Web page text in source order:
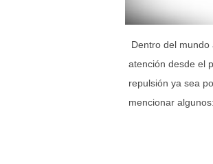
Dentro del
atención desde el
repulsión ya sea
mencionar